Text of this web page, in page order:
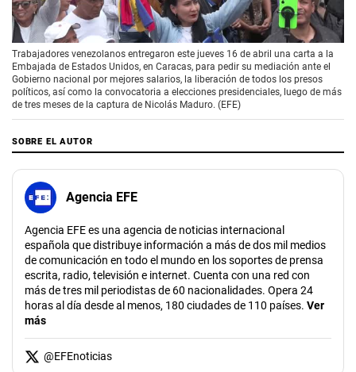
00:00 01:41
Trabajadores venezolanos entregaron este jueves 16 de abril una carta a la
Embajada de Estados Unidos, en Caracas, para pedir su mediación ante el
Gobierno nacional por mejores salarios, la liberación de todos los presos
políticos, así como la convocatoria a elecciones presidenciales, luego de más
de tres meses de la captura de Nicolás Maduro. (EFE)
SOBRE EL AUTOR
Agencia EFE
Agencia EFE es una agencia de noticias internacional
española que distribuye información a más de dos mil medios
de comunicación en todo el mundo en los soportes de prensa
escrita, radio, televisión e internet. Cuenta con una red con
más de tres mil periodistas de 60 nacionalidades. Opera 24
horas al día desde al menos, 180 ciudades de 110 países. Ver
más
@EFEnoticias